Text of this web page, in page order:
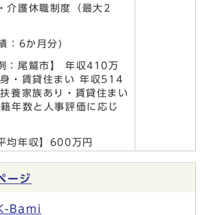
介護休職制度（最大2
：6か月分)
：尾鷲市】 年収410万
・賃貸住まい 年収514
養家族あり・賃貸住まい
年数と人事評価に応じ
均年収】600万円
ージ
Bami